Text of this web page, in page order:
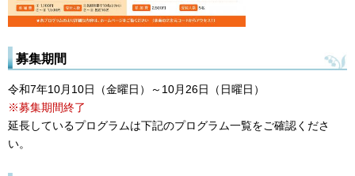
募集期間
令和7年10月10日（金曜日）～10月26日（日曜日）
※募集期間終了
延長しているプログラムは下記のプログラム一覧をご確認くださ
い。